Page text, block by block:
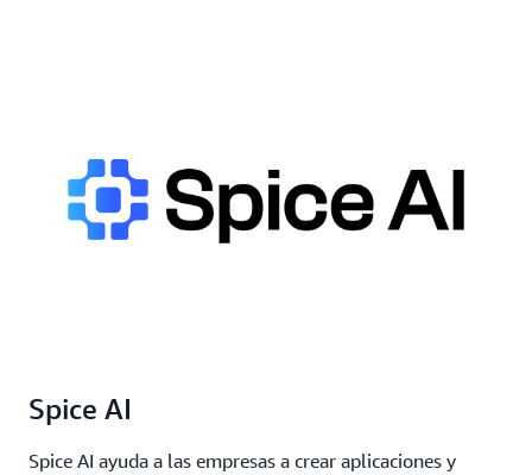
Spice AI
Spice AI ayuda a las empresas a crear aplicaciones y